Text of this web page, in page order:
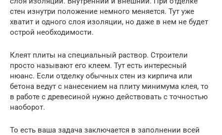
стен изнутри положение немного меняется. Тут уже
хватит и одного слоя изоляции, но даже в нем не будет
острой необходимости.
Клеят плиты на специальный раствор. Строители
просто называют его клеем. Тут есть интересный
нюанс. Если отделку обычных стен из кирпича или
бетона ведут с нанесением на плиту минимума клея, то
в работе с древесиной нужно действовать с точностью
наоборот.
То есть ваша задача заключается в заполнении всей